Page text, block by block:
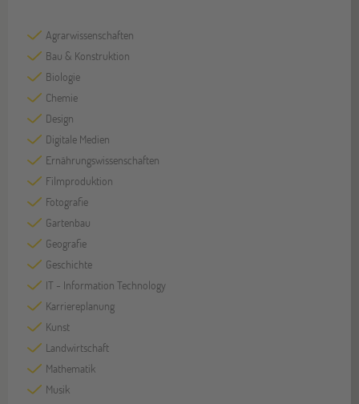
Agrarwissenschaften
Bau & Konstruktion
Biologie
Chemie
Design
Digitale Medien
Ernährungswissenschaften
Filmproduktion
Fotografie
Gartenbau
Geografie
Geschichte
IT - Information Technology
Karriereplanung
Kunst
Landwirtschaft
Mathematik
Musik